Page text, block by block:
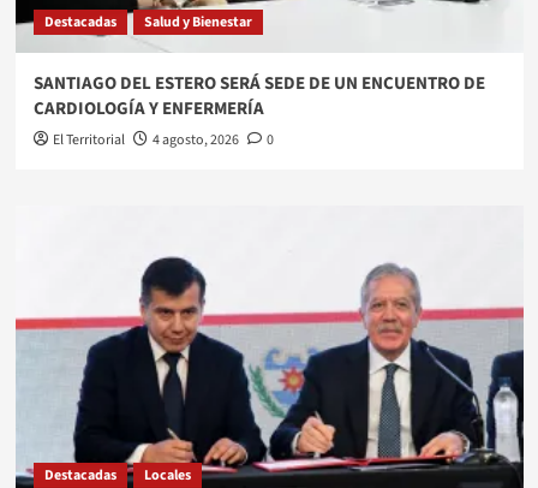
Destacadas Salud y Bienestar
SANTIAGO DEL ESTERO SERÁ SEDE DE UN ENCUENTRO DE
CARDIOLOGÍA Y ENFERMERÍA
El Territorial 4 agosto, 2026 0
Destacadas Locales